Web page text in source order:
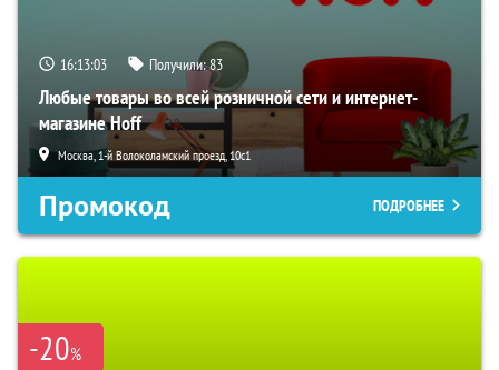
16:13:02 Получили:83
Любые товары во всей розничной сети и интернет-
магазине Hoff
Москва, 1-й Волоколамский проезд, 10с1
Промокод ПОДРОБНЕЕ
-20%